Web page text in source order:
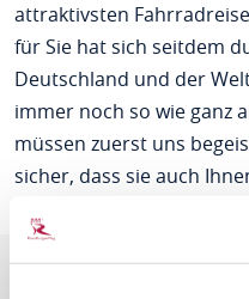
attraktivsten
für Sie hat sich seitdem
Deutschland und der
immer noch so wie ganz
müssen zuerst uns
sicher, dass sie auch
Velociped
Adresse &